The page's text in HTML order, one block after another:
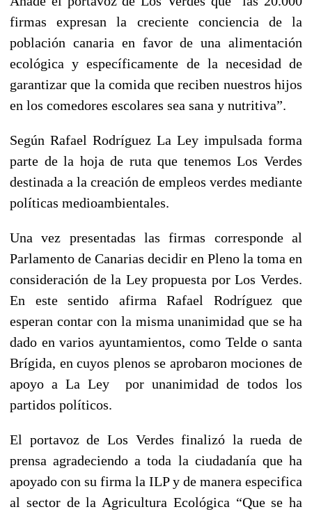
firmas expresan la creciente conciencia de la
población canaria en favor de una alimentación
ecológica y específicamente de la necesidad de
garantizar que la comida que reciben nuestros hijos
en los comedores escolares sea sana y nutritiva”.
Según Rafael Rodríguez La Ley impulsada forma
parte de la hoja de ruta que tenemos Los Verdes
destinada a la creación de empleos verdes mediante
políticas medioambientales.
Una vez presentadas las firmas corresponde al
Parlamento de Canarias decidir en Pleno la toma en
consideración de la Ley propuesta por Los Verdes.
En este sentido afirma Rafael Rodríguez que
esperan contar con la misma unanimidad que se ha
dado en varios ayuntamientos, como Telde o santa
Brígida, en cuyos plenos se aprobaron mociones de
apoyo a La Ley por unanimidad de todos los
partidos políticos.
El portavoz de Los Verdes finalizó la rueda de
prensa agradeciendo a toda la ciudadanía que ha
apoyado con su firma la ILP y de manera especifica
al sector de la Agricultura Ecológica “Que se ha